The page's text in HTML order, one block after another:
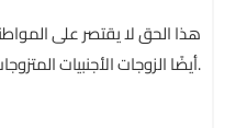
هذا الحق لا يقتصر على
أيضًا الزوجات الأجنبيات المتزوجات زواجًا مدنيًا مسجّلًا في تركيا.